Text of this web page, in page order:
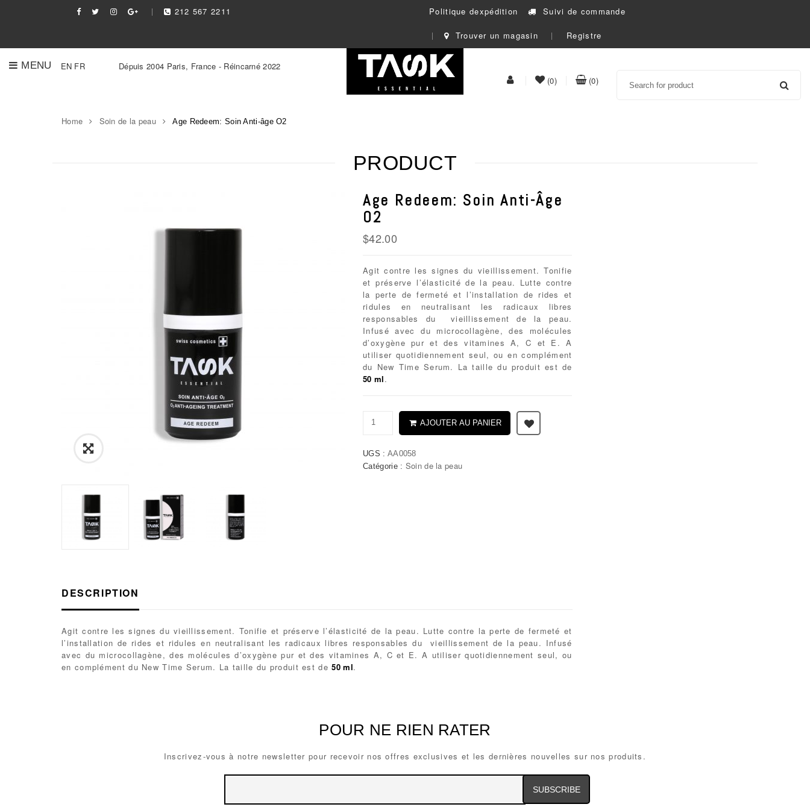
212 567 2211 Politique dexpédition Suivi de commande
Trouver un magasin Registre
MENU EN FR
Dépuis 2004 Paris, France - Réincarné 2022
(0)item(s)
(0)item(s)
Home Soin de la peau Age Redeem: Soin Anti-âge O2
PRODUCT
Link
Age Redeem: Soin Anti-Âge
O2
$42.00
Agit contre les signes du vieillissement. Tonifie
et préserve l’élasticité de la peau. Lutte contre
la perte de fermeté et l’installation de rides et
ridules en neutralisant les radicaux libres
responsables du vieillissement de la peau.
Infusé avec du microcollagène, des molécules
d’oxygène pur et des vitamines A, C et E. A
utiliser quotidiennement seul, ou en complément
du New Time Serum. La taille du produit est de
50 ml.
AJOUTER AU PANIER
UGS : AA0058
Catégorie : Soin de la peau
DESCRIPTION
Agit contre les signes du vieillissement. Tonifie et préserve l’élasticité de la peau. Lutte contre la perte de fermeté et
l’installation de rides et ridules en neutralisant les radicaux libres responsables du vieillissement de la peau. Infusé
avec du microcollagène, des molécules d’oxygène pur et des vitamines A, C et E. A utiliser quotidiennement seul, ou
en complément du New Time Serum. La taille du produit est de50 ml.
POUR NE RIEN RATER
Inscrivez-vous à notre newsletter pour recevoir nos offres exclusives et les dernières nouvelles sur nos produits.
Address